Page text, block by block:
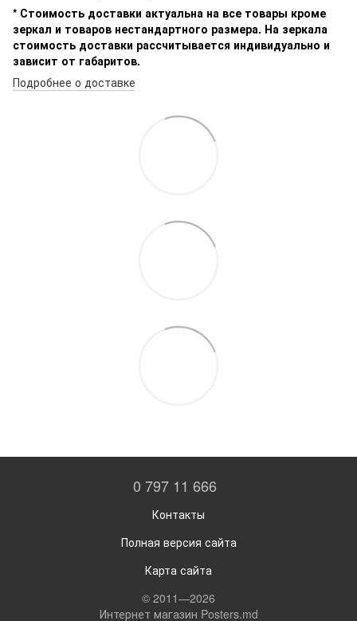
* Стоимость доставки актуальна на все товары кроме
зеркал и товаров нестандартного размера. На зеркала
стоимость доставки рассчитывается индивидуально и
зависит от габаритов.
Подробнее о доставке
0 797 11 666
Контакты
Полная версия сайта
Карта сайта
© 2011—2026
Интернет магазин Posters.md